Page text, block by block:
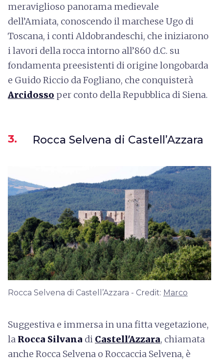
meraviglioso panorama medievale
dell’Amiata, conoscendo il marchese Ugo di
Toscana, i conti Aldobrandeschi, che iniziarono
i lavori della rocca intorno all’860 d.C. su
fondamenta preesistenti di origine longobarda
e Guido Riccio da Fogliano, che conquisterà
Arcidosso per conto della Repubblica di Siena.
3. Rocca Selvena di Castell’Azzara
Rocca Selvena di Castell’Azzara - Credit: Marco
Suggestiva e immersa in una fitta vegetazione,
la Rocca Silvana di Castell'Azzara, chiamata
anche Rocca Selvena o Roccaccia Selvena, è